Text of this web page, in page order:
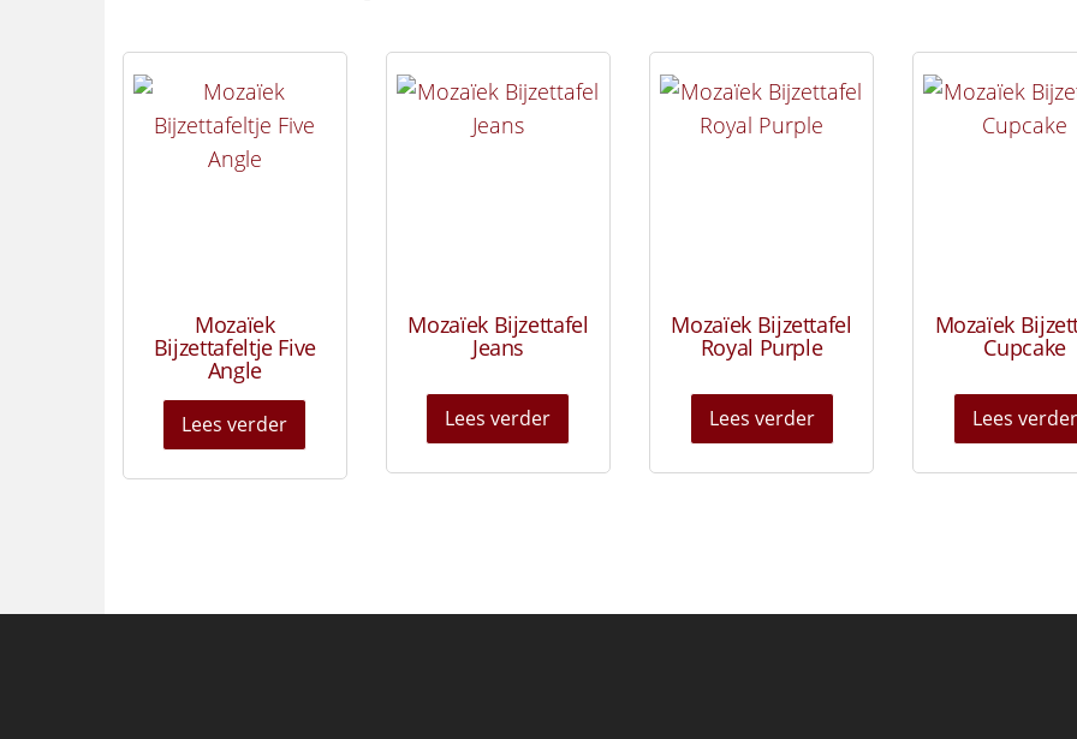
Mozaïek
Bijzettafeltje Five
Angle
Lees verder
Mozaïek Bijzettafel
Jeans
Lees verder
Mozaïek Bijzettafel
Royal Purple
Lees verder
Mozaïek
Cupcake
Lees verder